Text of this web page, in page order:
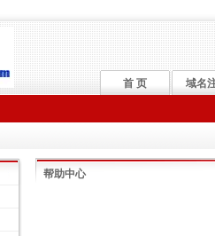
首 页
域名
帮助中心